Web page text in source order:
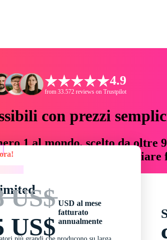
4.9
from 33.572 reviews on Trustpilot
con prezzi
1 al mondo, scelto da oltre
che fanno risparmiare
US$
US$
USD al mese
fatturato
annualmente